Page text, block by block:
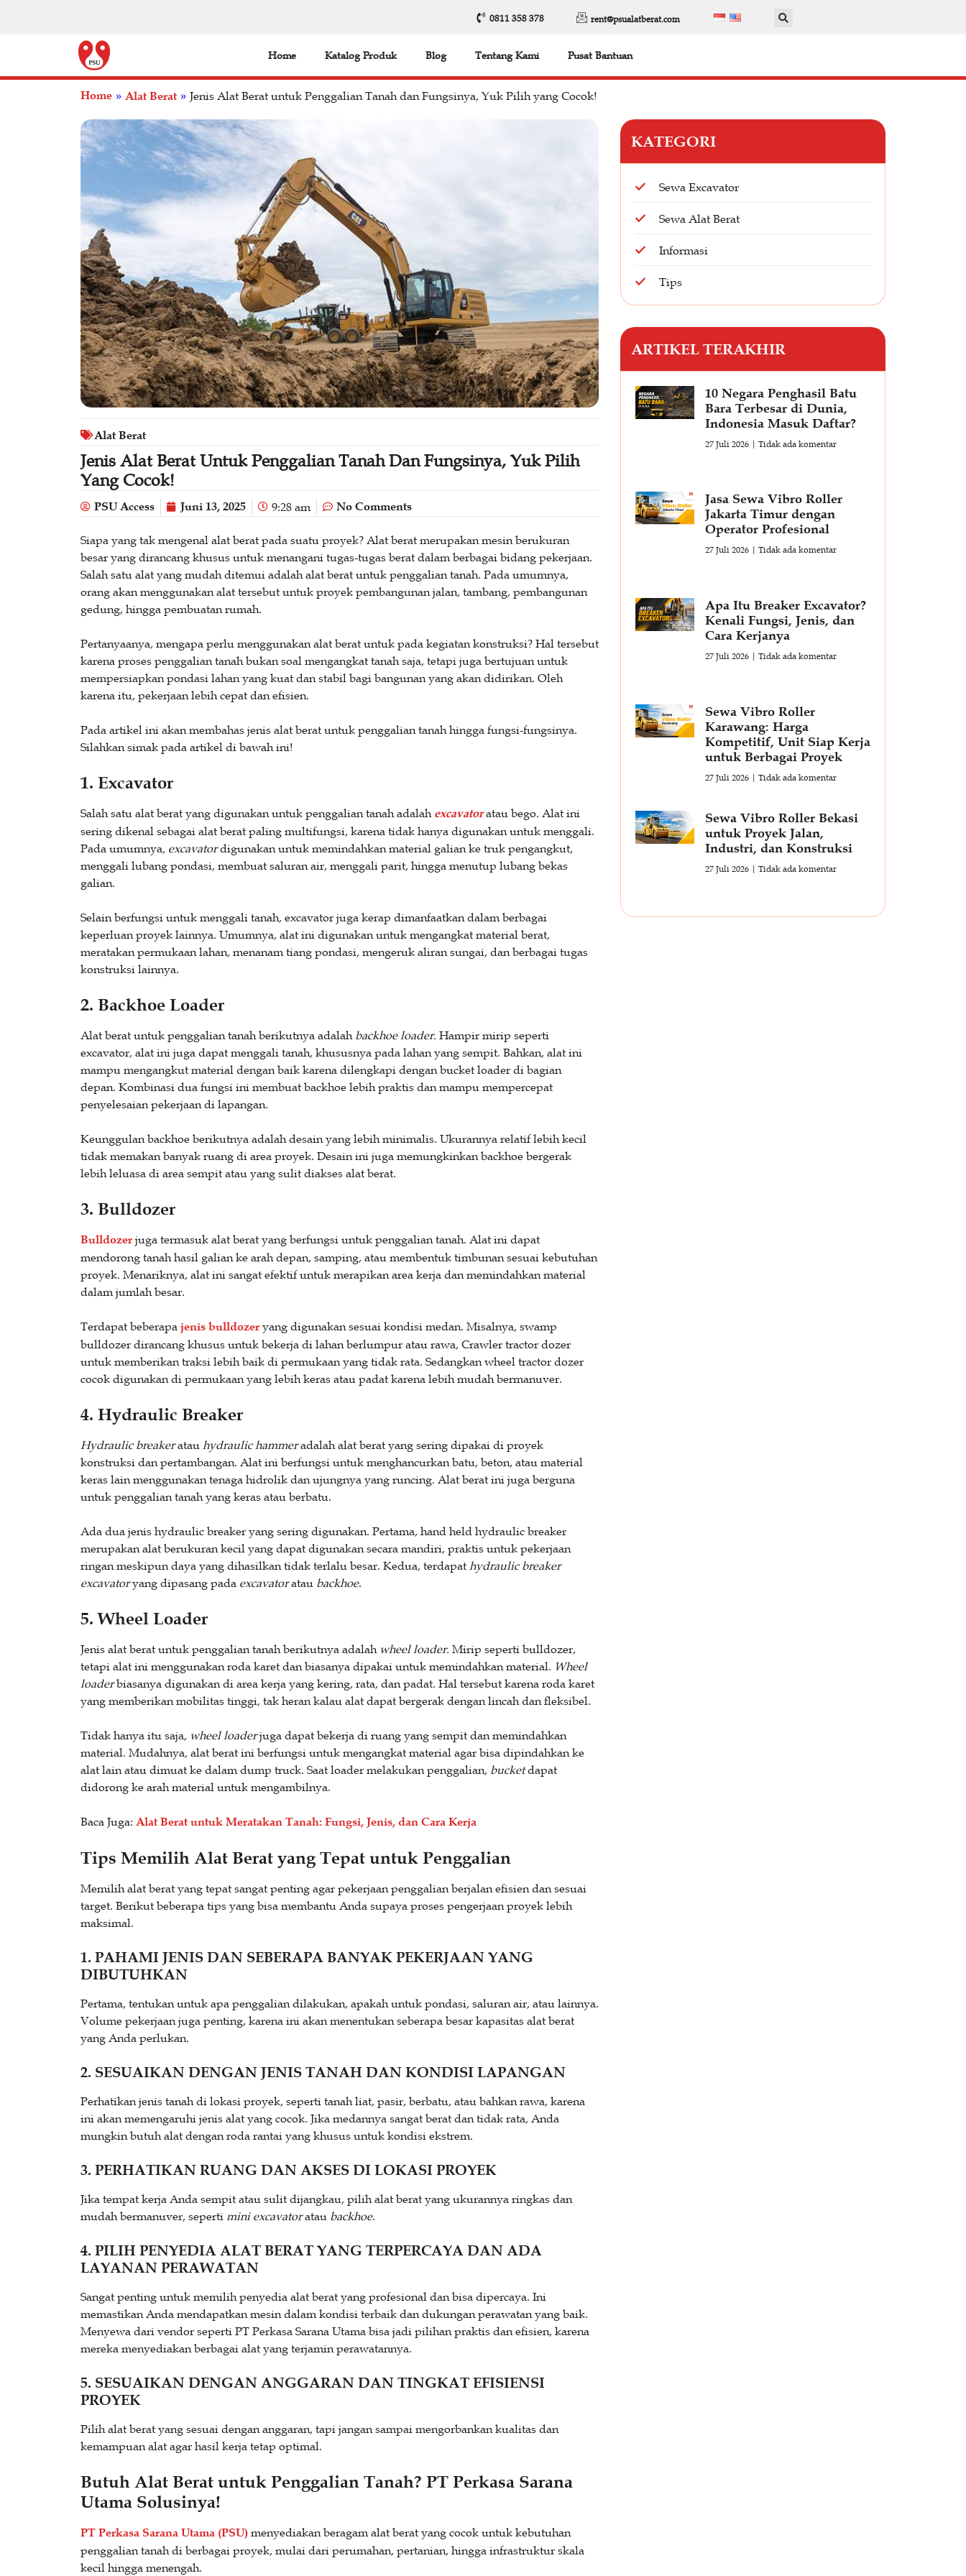
0811 358 378 rent@psualatberat.com
Home Katalog Produk Blog Tentang Kami Pusat Bantuan
Home » Alat Berat » Jenis Alat Berat untuk Penggalian Tanah dan Fungsinya, Yuk Pilih yang Cocok!
Alat Berat
Jenis Alat Berat Untuk Penggalian Tanah Dan Fungsinya, Yuk Pilih
Yang Cocok!
PSU Access Juni 13, 2025 9:28 am No Comments
Siapa yang tak mengenal alat berat pada suatu proyek? Alat berat merupakan mesin berukuran
besar yang dirancang khusus untuk menangani tugas-tugas berat dalam berbagai bidang pekerjaan.
Salah satu alat yang mudah ditemui adalah alat berat untuk penggalian tanah. Pada umumnya,
orang akan menggunakan alat tersebut untuk proyek pembangunan jalan, tambang, pembangunan
gedung, hingga pembuatan rumah.
Pertanyaanya, mengapa perlu menggunakan alat berat untuk pada kegiatan konstruksi? Hal tersebut
karena proses penggalian tanah bukan soal mengangkat tanah saja, tetapi juga bertujuan untuk
mempersiapkan pondasi lahan yang kuat dan stabil bagi bangunan yang akan didirikan. Oleh
karena itu, pekerjaan lebih cepat dan efisien.
Pada artikel ini akan membahas jenis alat berat untuk penggalian tanah hingga fungsi-fungsinya.
Silahkan simak pada artikel di bawah ini!
1. Excavator
Salah satu alat berat yang digunakan untuk penggalian tanah adalah excavator atau bego. Alat ini
sering dikenal sebagai alat berat paling multifungsi, karena tidak hanya digunakan untuk menggali.
Pada umumnya, excavatordigunakan untuk memindahkan material galian ke truk pengangkut,
menggali lubang pondasi, membuat saluran air, menggali parit, hingga menutup lubang bekas
galian.
Selain berfungsi untuk menggali tanah, excavator juga kerap dimanfaatkan dalam berbagai
keperluan proyek lainnya. Umumnya, alat ini digunakan untuk mengangkat material berat,
meratakan permukaan lahan, menanam tiang pondasi, mengeruk aliran sungai, dan berbagai tugas
konstruksi lainnya.
2. Backhoe Loader
Alat berat untuk penggalian tanah berikutnya adalah backhoe loader. Hampir mirip seperti
excavator, alat ini juga dapat menggali tanah, khususnya pada lahan yang sempit. Bahkan, alat ini
mampu mengangkut material dengan baik karena dilengkapi dengan bucket loader di bagian
depan. Kombinasi dua fungsi ini membuat backhoe lebih praktis dan mampu mempercepat
penyelesaian pekerjaan di lapangan.
Keunggulan backhoe berikutnya adalah desain yang lebih minimalis. Ukurannya relatif lebih kecil
tidak memakan banyak ruang di area proyek. Desain ini juga memungkinkan backhoe bergerak
lebih leluasa di area sempit atau yang sulit diakses alat berat.
3. Bulldozer
Bulldozer juga termasuk alat berat yang berfungsi untuk penggalian tanah. Alat ini dapat
mendorong tanah hasil galian ke arah depan, samping, atau membentuk timbunan sesuai kebutuhan
proyek. Menariknya, alat ini sangat efektif untuk merapikan area kerja dan memindahkan material
dalam jumlah besar.
Terdapat beberapa jenis bulldozer yang digunakan sesuai kondisi medan. Misalnya, swamp
bulldozer dirancang khusus untuk bekerja di lahan berlumpur atau rawa, Crawler tractor dozer
untuk memberikan traksi lebih baik di permukaan yang tidak rata. Sedangkan wheel tractor dozer
cocok digunakan di permukaan yang lebih keras atau padat karena lebih mudah bermanuver.
4. Hydraulic Breaker
Hydraulic breakeratau hydraulic hammeradalah alat berat yang sering dipakai di proyek
konstruksi dan pertambangan. Alat ini berfungsi untuk menghancurkan batu, beton, atau material
keras lain menggunakan tenaga hidrolik dan ujungnya yang runcing. Alat berat ini juga berguna
untuk penggalian tanah yang keras atau berbatu.
Ada dua jenis hydraulic breaker yang sering digunakan. Pertama, hand held hydraulic breaker
merupakan alat berukuran kecil yang dapat digunakan secara mandiri, praktis untuk pekerjaan
ringan meskipun daya yang dihasilkan tidak terlalu besar. Kedua, terdapat hydraulic breaker
excavatoryang dipasang pada excavatoratau backhoe.
5. Wheel Loader
Jenis alat berat untuk penggalian tanah berikutnya adalah wheel loader. Mirip seperti bulldozer,
tetapi alat ini menggunakan roda karet dan biasanya dipakai untuk memindahkan material. Wheel
loaderbiasanya digunakan di area kerja yang kering, rata, dan padat. Hal tersebut karena roda karet
yang memberikan mobilitas tinggi, tak heran kalau alat dapat bergerak dengan lincah dan fleksibel.
Tidak hanya itu saja, wheel loaderjuga dapat bekerja di ruang yang sempit dan memindahkan
material. Mudahnya, alat berat ini berfungsi untuk mengangkat material agar bisa dipindahkan ke
alat lain atau dimuat ke dalam dump truck. Saat loader melakukan penggalian, bucketdapat
didorong ke arah material untuk mengambilnya.
Baca Juga: Alat Berat untuk Meratakan Tanah: Fungsi, Jenis, dan Cara Kerja
Tips Memilih Alat Berat yang Tepat untuk Penggalian
Memilih alat berat yang tepat sangat penting agar pekerjaan penggalian berjalan efisien dan sesuai
target. Berikut beberapa tips yang bisa membantu Anda supaya proses pengerjaan proyek lebih
maksimal.
1. PAHAMI JENIS DAN SEBERAPA BANYAK PEKERJAAN YANG
DIBUTUHKAN
Pertama, tentukan untuk apa penggalian dilakukan, apakah untuk pondasi, saluran air, atau lainnya.
Volume pekerjaan juga penting, karena ini akan menentukan seberapa besar kapasitas alat berat
yang Anda perlukan.
2. SESUAIKAN DENGAN JENIS TANAH DAN KONDISI LAPANGAN
Perhatikan jenis tanah di lokasi proyek, seperti tanah liat, pasir, berbatu, atau bahkan rawa, karena
ini akan memengaruhi jenis alat yang cocok. Jika medannya sangat berat dan tidak rata, Anda
mungkin butuh alat dengan roda rantai yang khusus untuk kondisi ekstrem.
3. PERHATIKAN RUANG DAN AKSES DI LOKASI PROYEK
Jika tempat kerja Anda sempit atau sulit dijangkau, pilih alat berat yang ukurannya ringkas dan
mudah bermanuver, seperti mini excavatoratau backhoe.
4. PILIH PENYEDIA ALAT BERAT YANG TERPERCAYA DAN ADA
LAYANAN PERAWATAN
Sangat penting untuk memilih penyedia alat berat yang profesional dan bisa dipercaya. Ini
memastikan Anda mendapatkan mesin dalam kondisi terbaik dan dukungan perawatan yang baik.
Menyewa dari vendor seperti PT Perkasa Sarana Utama bisa jadi pilihan praktis dan efisien, karena
mereka menyediakan berbagai alat yang terjamin perawatannya.
5. SESUAIKAN DENGAN ANGGARAN DAN TINGKAT EFISIENSI
PROYEK
Pilih alat berat yang sesuai dengan anggaran, tapi jangan sampai mengorbankan kualitas dan
kemampuan alat agar hasil kerja tetap optimal.
Butuh Alat Berat untuk Penggalian Tanah? PT Perkasa Sarana
Utama Solusinya!
PT Perkasa Sarana Utama (PSU) menyediakan beragam alat berat yang cocok untuk kebutuhan
penggalian tanah di berbagai proyek, mulai dari perumahan, pertanian, hingga infrastruktur skala
kecil hingga menengah.
KATEGORI
Sewa Excavator
Sewa Alat Berat
Informasi
Tips
ARTIKEL TERAKHIR
10 Negara Penghasil Batu
Bara Terbesar di Dunia,
Indonesia Masuk Daftar?
27 Juli 2026 Tidak ada komentar
Jasa Sewa Vibro Roller
Jakarta Timur dengan
Operator Profesional
27 Juli 2026 Tidak ada komentar
Apa Itu Breaker Excavator?
Kenali Fungsi, Jenis, dan
Cara Kerjanya
27 Juli 2026 Tidak ada komentar
Sewa Vibro Roller
Karawang: Harga
Kompetitif, Unit Siap Kerja
untuk Berbagai Proyek
27 Juli 2026 Tidak ada komentar
Sewa Vibro Roller Bekasi
untuk Proyek Jalan,
Industri, dan Konstruksi
27 Juli 2026 Tidak ada komentar